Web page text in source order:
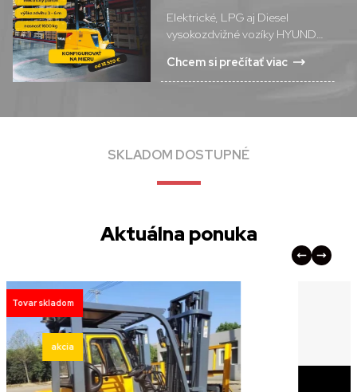
Elektrické, LPG aj Diesel
vysokozdvižné vozíky HYUNDAI
Chcem si prečítať viac
SKLADOM DOSTUPNÉ
Aktuálna ponuka
Použité zariadenie